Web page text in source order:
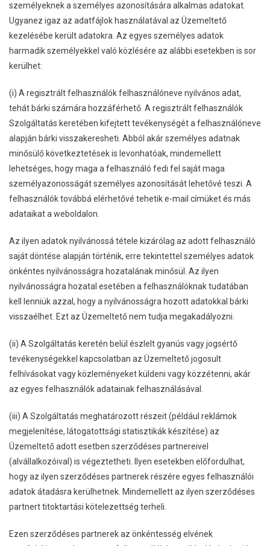
személyeknek a személyes azonosítására alkalmas adatokat.
Ugyanez igaz az adatfájlok használatával az Üzemeltető
kezelésébe került adatokra. Az egyes személyes adatok
harmadik személyekkel való közlésére az alábbi esetekben is sor
kerülhet:
(i) A regisztrált felhasználók felhasználóneve nyilvános adat,
tehát bárki számára hozzáférhető. A regisztrált felhasználók
Szolgáltatás keretében kifejtett tevékenységét a felhasználóneve
alapján bárki visszakeresheti. Abból akár személyes adatnak
minősülő következtetések is levonhatóak, mindemellett
lehetséges, hogy maga a felhasználó fedi fel saját maga
személyazonosságát személyes azonosítását lehetővé teszi. A
felhasználók továbbá elérhetővé tehetik e-mail címüket és más
adataikat a weboldalon.
Az ilyen adatok nyilvánossá tétele kizárólag az adott felhasználó
saját döntése alapján történik, erre tekintettel személyes adatok
önkéntes nyilvánosságra hozatalának minősül. Az ilyen
nyilvánosságra hozatal esetében a felhasználóknak tudatában
kell lenniük azzal, hogy a nyilvánosságra hozott adatokkal bárki
visszaélhet. Ezt az Üzemeltető nem tudja megakadályozni.
(ii) A Szolgáltatás keretén belül észlelt gyanús vagy jogsértő
tevékenységekkel kapcsolatban az Üzemeltető jogosult
felhívásokat vagy közleményeket küldeni vagy közzétenni, akár
az egyes felhasználók adatainak felhasználásával.
(iii) A Szolgáltatás meghatározott részeit (például reklámok
megjelenítése, látogatottsági statisztikák készítése) az
Üzemeltető adott esetben szerződéses partnereivel
(alvállalkozóival) is végeztetheti. Ilyen esetekben előfordulhat,
hogy az ilyen szerződéses partnerek részére egyes felhasználói
adatok átadásra kerülhetnek. Mindemellett az ilyen szerződéses
partnert titoktartási kötelezettség terheli.
Ezen szerződéses partnerek az önkéntesség elvének